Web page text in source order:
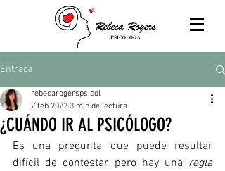
Entrada
¿CUÁNDO IR AL PSICÓLOGO?
rebecarogerspsicol
2 feb 2022 3 min de lectura
Es una pregunta que puede resultar
difícil de contestar, pero hay una regla